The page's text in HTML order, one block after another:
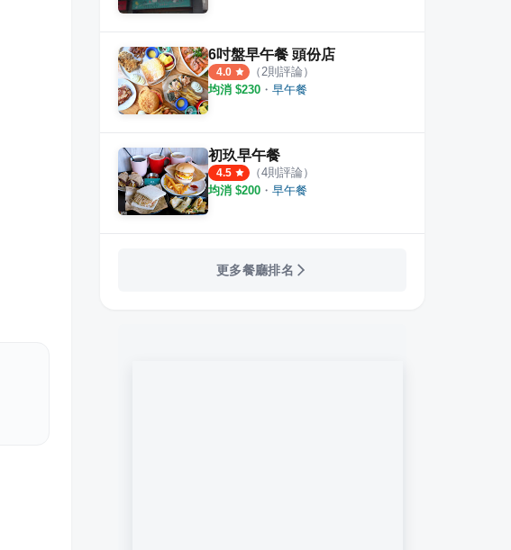
6吋盤早午餐 頭份店
4.0 （ 2則評論）
均消 $230 ・ 早午餐
初玖早午餐
4.5 （4則評論）
均消 $200 ・ 早午餐
更多餐廳排名